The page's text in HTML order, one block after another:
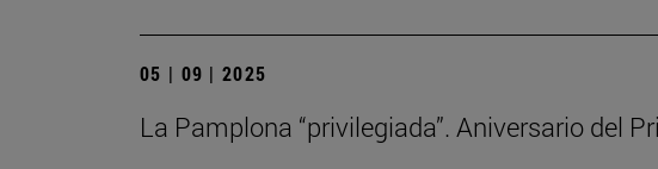
05 | 09 | 2025
La Pamplona “privilegiada”. Aniversario del